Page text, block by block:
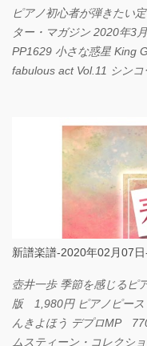
ピアノ初心者が弾きたい
ター・マガジン 2020年3
PP1629 小さな惑星 King
fabulous act Vol.11 シン
新譜楽譜-2020年02月07日
壺井一歩 季節を感じるピ
版 1,980円 ピアノピース
んきよほう デプロMP
ムスティーン・コレクシ